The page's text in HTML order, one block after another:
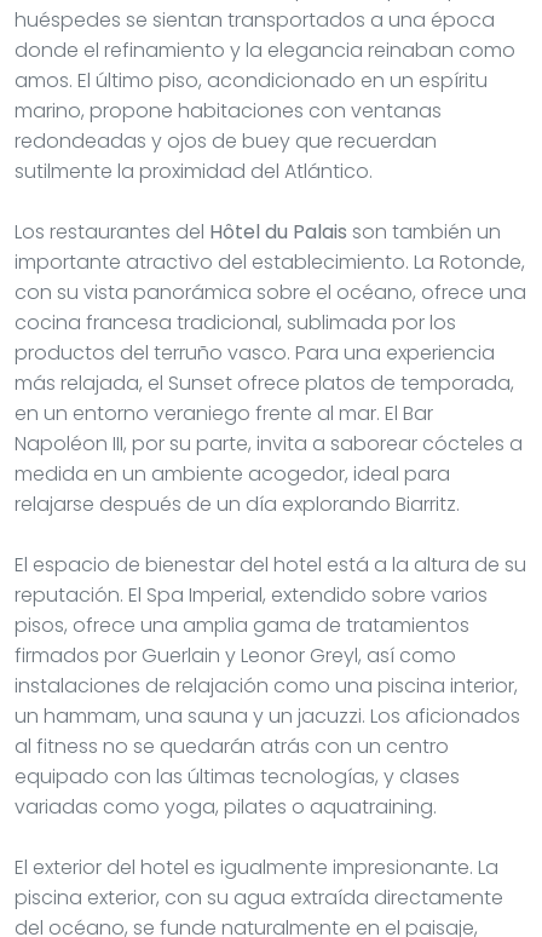
Los restaurantes delHôtel du Palaisson también un
importante atractivo del establecimiento. La Rotonde,
con su vista panorámica sobre el océano, ofrece una
cocina francesa tradicional, sublimada por los
productos del terruño vasco. Para una experiencia
más relajada, el Sunset ofrece platos de temporada,
Napoléon III, por su parte, invita a saborear cócteles a
medida en un ambiente acogedor, ideal para
relajarse después de un día explorando Biarritz.
El espacio de bienestar del hotel está a la altura de su
reputación. El Spa Imperial, extendido sobre varios
pisos, ofrece una amplia gama de tratamientos
firmados por Guerlain y Leonor Greyl, así como
instalaciones de relajación como una piscina interior,
un hammam, una sauna y un jacuzzi. Los aficionados
equipado con las últimas tecnologías, y clases
variadas como yoga, pilates o aquatraining.
El exterior del hotel es igualmente impresionante. La
piscina exterior, con su agua extraída directamente
del océano, se funde naturalmente en el paisaje,
mientras que el solárium y las cabañas ofrecen
espacios de relajación perfectos para admirar las
puestas de sol sobre el Atlántico. Los huéspedes
permitiéndoles disfrutar plenamente del mar y de las
actividades náuticas que ofrece.